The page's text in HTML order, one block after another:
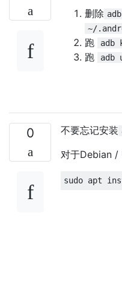
删除
~/
跑
adb
跑 adb
0 不要忘记安装
对于Debian /